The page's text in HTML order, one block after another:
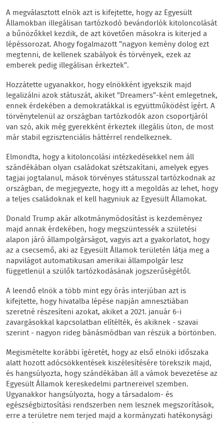
A megválasztott elnök azt is kifejtette, hogy az Egyesült
Államokban illegálisan tartózkodó bevándorlók kitoloncolását
a bűnözőkkel kezdik, de azt követően másokra is kiterjed a
lépéssorozat. Ahogy fogalmazott "nagyon kemény dolog ezt
megtenni, de kellenek szabályok és törvények, ezek az
emberek pedig illegálisan érkeztek".
Hozzátette ugyanakkor, hogy elnökként igyekszik majd
legalizálni azok státuszát, akiket "Dreamers"-ként emlegetnek,
ennek érdekében a demokratákkal is együttműködést ígért. A
törvénytelenül az országban tartózkodók azon csoportjáról
van szó, akik még gyerekként érkeztek illegális úton, de most
már stabil egzisztenciális háttérrel rendelkeznek.
Elmondta, hogy a kitoloncolási intézkedésekkel nem áll
szándékában olyan családokat szétszakítani, amelyek egyes
tagjai jogtalanul, mások törvényes státusszal tartózkodnak az
országban, de megjegyezte, hogy itt a megoldás az lehet, hogy
a teljes családoknak el kell hagyniuk az Egyesült Államokat.
Donald Trump akár alkotmánymódosítást is kezdeményez
majd annak érdekében, hogy megszüntessék a születési
alapon járó állampolgárságot, vagyis azt a gyakorlatot, hogy
az a csecsemő, aki az Egyesült Államok területén látja meg a
napvilágot automatikusan amerikai állampolgár lesz
függetlenül a szülők tartózkodásának jogszerűségétől.
A leendő elnök a több mint egy órás interjúban azt is
kifejtette, hogy hivatalba lépése napján amnesztiában
szeretné részesíteni azokat, akiket a 2021. január 6-i
zavargásokkal kapcsolatban elítélték, és akiknek - szavai
szerint - nagyon rideg bánásmódban van részük a börtönben.
Megismételte korábbi ígéretét, hogy az első elnöki időszaka
alatt hozott adócsökkentések kiszélesítésére törekszik majd,
és hangsúlyozta, hogy szándékában áll a vámok bevezetése az
Egyesült Államok kereskedelmi partnereivel szemben.
Ugyanakkor hangsúlyozta, hogy a társadalom- és
egészségbiztosítási rendszerben nem lesznek megszorítások,
erre a területre nem terjed majd a kormányzati hatékonysági